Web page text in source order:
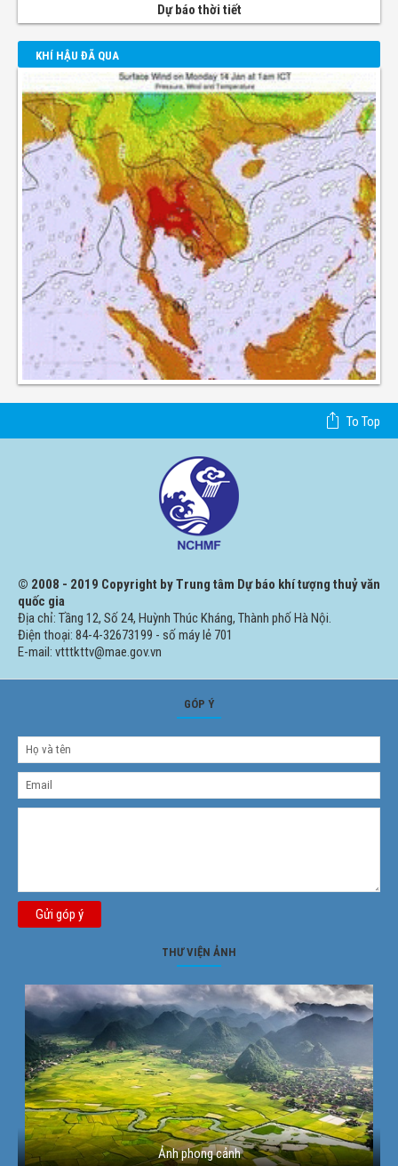
Dự báo thời tiết
KHÍ HẬU ĐÃ QUA
To Top
© 2008 - 2019 Copyright by Trung tâm Dự báo khí tượng thuỷ văn
quốc gia
Địa chỉ: Tầng 12, Số 24, Huỳnh Thúc Kháng, Thành phố Hà Nội.
Điện thoại: 84-4-32673199 - số máy lẻ 701
E-mail: vtttkttv@mae.gov.vn
GÓP Ý
Gửi góp ý
THƯ VIỆN ẢNH
Ảnh phong cảnh